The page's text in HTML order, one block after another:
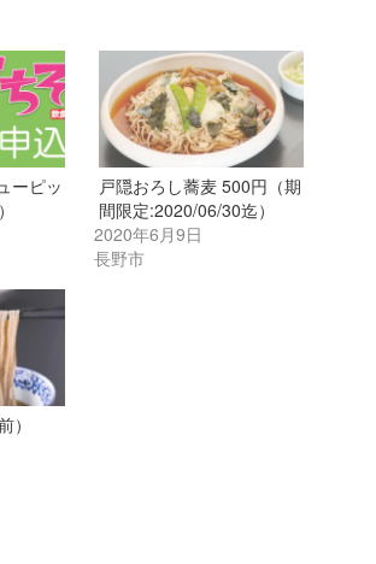
ーピッ
戸隠おろし蕎麦 500円（期
間限定:2020/06/30迄）
2020年6月9日
長野市
）